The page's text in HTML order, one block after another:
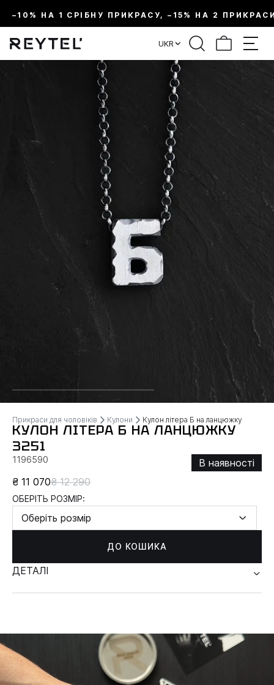
–10% НА 1 СРІБНУ ПРИКРАСУ, –15% НА 2
UKR
Прикраси для чоловіків Кулони Кулон літера Б на ланцюжку
КУЛОН ЛІТЕРА Б НА ЛАНЦЮЖКУ
3251
1196590
В наявності
₴ 11 070₴ 12 290
ОБЕРІТЬ РОЗМІР:
Оберіть розмір
ДО КОШИКА
ДЕТАЛІ